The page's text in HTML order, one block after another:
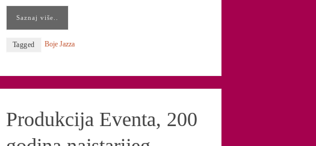
Saznaj više..
Tagged Boje Jazza
Produkcija Eventa, 200